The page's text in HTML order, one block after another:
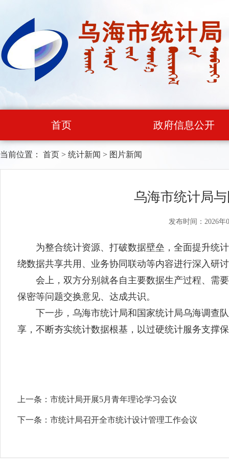
首页 政府信息公开
当前位置： 首页 > 统计新闻 > 图片新闻
乌海市统计局
发布时间：2026年
为整合统计资源、 打破数据壁垒，全面提升统
绕数据共享共用、业务协同联动等内容进行深入研
会上，双方分别就各自主要数据生产过程、需
保密等问题交换意见、达成共识。
下一步，乌海市统计局和 国家统计局乌海调查
享 ， 不断夯实统计数据根基 ， 以过硬统计服务支撑
上一条： 市统计局开展5月青年理论学习会议
下一条： 市统计局召开全市统计设计管理工作会议